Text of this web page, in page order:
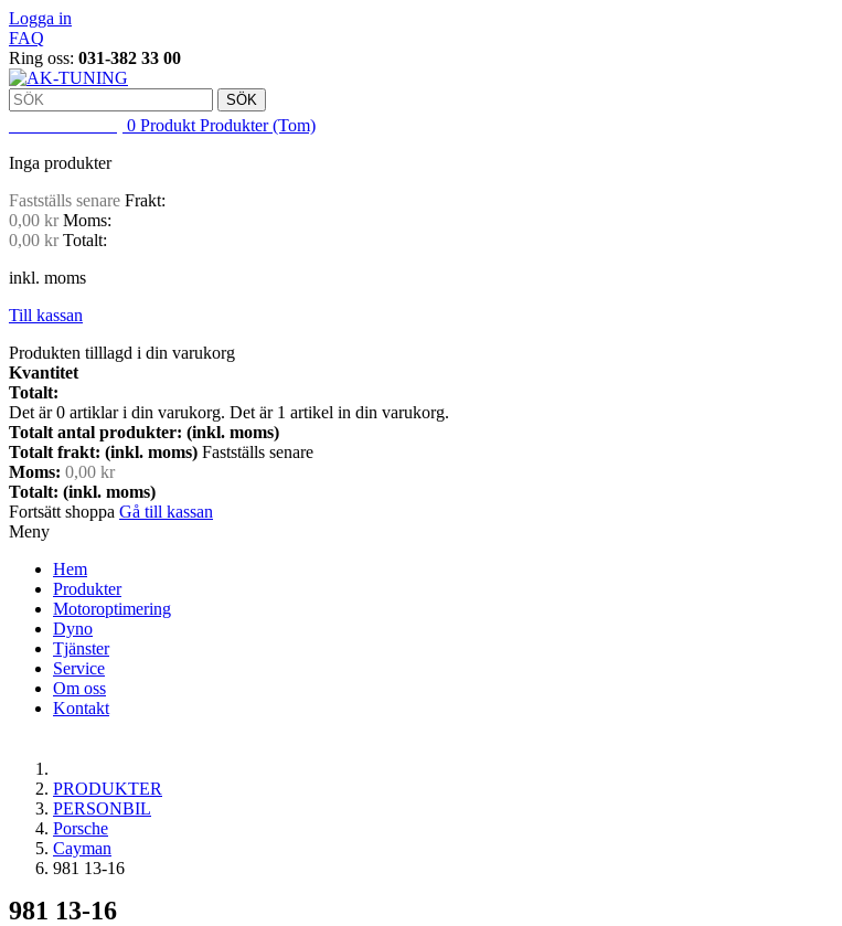
Logga in
FAQ
Ring oss: 031-382 33 00
SÖK
0 Produkt Produkter (Tom)
Inga produkter
Fastställs senare Frakt:
0,00 kr Moms:
0,00 kr Totalt:
inkl. moms
Till kassan
Produkten tilllagd i din varukorg
Kvantitet
Totalt:
Det är0 artiklar i din varukorg. Det är 1 artikel in din varukorg.
Totalt antal produkter: (inkl. moms)
Totalt frakt: (inkl. moms) Fastställs senare
Moms: 0,00 kr
Totalt: (inkl. moms)
Fortsätt shoppa Gå till kassan
Meny
Hem
Produkter
Motoroptimering
Dyno
Tjänster
Service
Om oss
Kontakt
PRODUKTER
PERSONBIL
Porsche
Cayman
981 13-16
981 13-16